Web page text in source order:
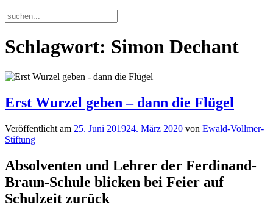
Schlagwort: Simon Dechant
Erst Wurzel geben – dann die Flügel
Veröffentlicht am 25. Juni 201924. März 2020 von Ewald-Vollmer-
Stiftung
Absolventen und Lehrer der Ferdinand-
Braun-Schule blicken bei Feier auf
Schulzeit zurück